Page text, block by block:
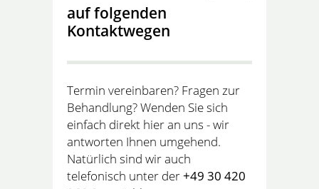
auf folgenden
Kontaktwegen
Termin vereinbaren? Fragen zur
Behandlung? Wenden Sie sich
einfach direkt hier an uns - wir
antworten Ihnen umgehend.
Natürlich sind wir auch
telefonisch unter der+49 30 420